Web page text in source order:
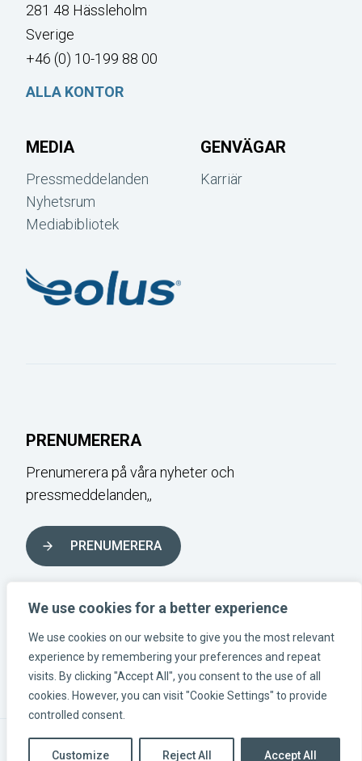
We use cookies for a better experience
We use cookies on our website to give you the most relevant
experience by remembering your preferences and repeat
visits. By clicking "Accept All", you consent to the use of all
cookies. However, you can visit "Cookie Settings" to provide
controlled consent.
Customize Reject All Accept All
281 48 Hässleholm
Sverige
+46 (0) 10-199 88 00
ALLA KONTOR
MEDIA
Pressmeddelanden
Nyhetsrum
Mediabibliotek
GENVÄGAR
Karriär
PRENUMERERA
Prenumerera på våra nyheter och
pressmeddelanden,,
PRENUMERERA
FÖLJ OSS I SOCIALA MEDIER
Instagram-länk
Linkedin-länk
Facebook-länk
© Eolus AB | Organisationsnummer: 556389-3956 |
Behandling av personuppgifter